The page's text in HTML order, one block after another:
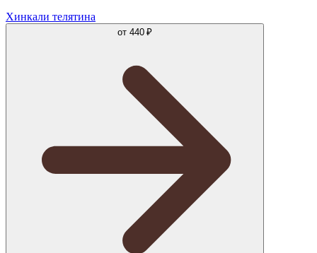
Хинкали телятина
от 440 ₽